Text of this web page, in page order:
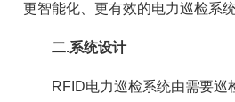
更智能化、更有效的电力巡检系统
二.系统设计
RFID电力巡检系统由需要巡